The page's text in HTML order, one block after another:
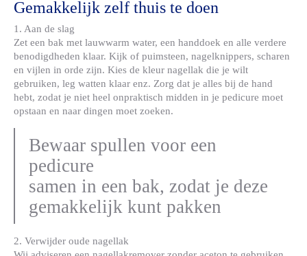
Gemakkelijk zelf thuis te doen
1. Aan de slag
Zet een bak met lauwwarm water, een handdoek en alle verdere
benodigdheden klaar. Kijk of puimsteen, nagelknippers, scharen
en vijlen in orde zijn. Kies de kleur nagellak die je wilt
gebruiken, leg watten klaar enz. Zorg dat je alles bij de hand
hebt, zodat je niet heel onpraktisch midden in je pedicure moet
opstaan en naar dingen moet zoeken.
Bewaar spullen voor een
pedicure
samen in een bak, zodat je deze
gemakkelijk kunt pakken
2. Verwijder oude nagellak